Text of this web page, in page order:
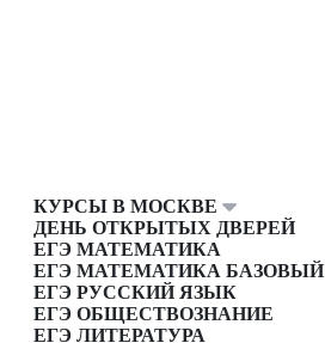
КУРСЫ В МОСКВЕ
ДЕНЬ ОТКРЫТЫХ ДВЕРЕЙ
ЕГЭ МАТЕМАТИКА
ЕГЭ МАТЕМАТИКА БАЗОВЫЙ
ЕГЭ РУССКИЙ ЯЗЫК
ЕГЭ ОБЩЕСТВОЗНАНИЕ
ЕГЭ ЛИТЕРАТУРА